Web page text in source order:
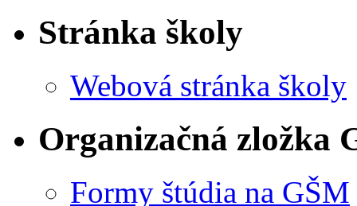
Stránka školy
Webová stránka školy
Organizačná zložka
Formy štúdia na GŠM